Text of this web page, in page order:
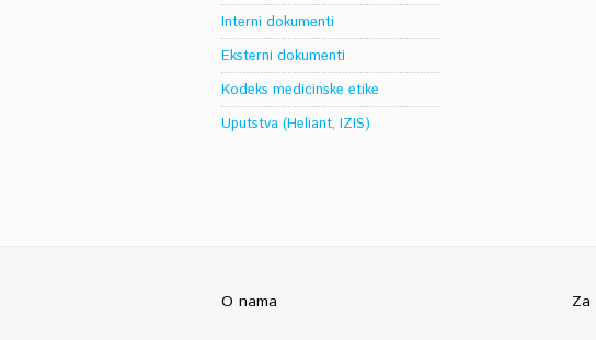
Interni dokumenti
Eksterni dokumenti
Kodeks medicinske etike
Uputstva (Heliant, IZIS)
O nama Za